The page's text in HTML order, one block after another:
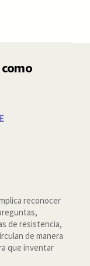
reconocer
de resistencia,
de manera
que inventar